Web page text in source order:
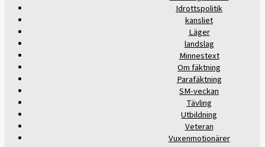
Idrottspolitik
kansliet
Läger
landslag
Minnestext
Om fäktning
Parafäktning
SM-veckan
Tävling
Utbildning
Veteran
Vuxenmotionärer